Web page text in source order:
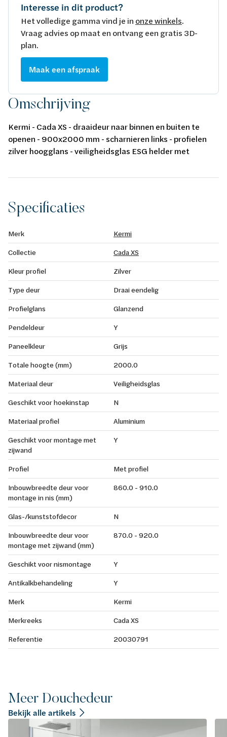
Interesse in dit product?
Het volledige gamma vind je in onze winkels.
Vraag advies op maat en ontvang een gratis 3D-
plan.
Maak een afspraak
Omschrijving
Kermi - Cada XS - draaideur naar binnen en buiten te
openen - 900x2000 mm - scharnieren links - profielen
zilver hoogglans - veiligheidsglas ESG helder met
742 mm
Specificaties
Merk
Kermi
Collectie
Cada XS
Kleur profiel
Zilver
Type deur
Draai eendelig
Profielglans
Glanzend
Pendeldeur
Y
Paneelkleur
Grijs
Totale hoogte (mm)
2000.0
Materiaal deur
Veiligheidsglas
Geschikt voor hoekinstap
N
Materiaal profiel
Aluminium
Geschikt voor montage met
zijwand
Y
Profiel
Met profiel
Inbouwbreedte deur voor
montage in nis (mm)
860.0 - 910.0
Glas-/kunststofdecor
N
Inbouwbreedte deur voor
montage met zijwand (mm)
870.0 - 920.0
Geschikt voor nismontage
Y
Antikalkbehandeling
Y
Merk
Kermi
Merkreeks
Cada XS
Referentie
20030791
Meer Douchedeur
Bekijk alle artikels